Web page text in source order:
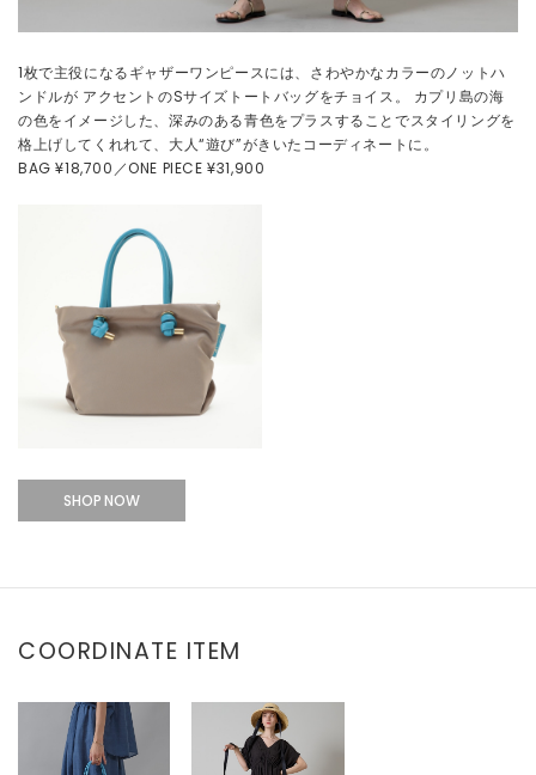
1枚で主役になるギャザーワンピースには、さわやかなカラーのノットハ
ンドルが アクセントのSサイズトートバッグをチョイス。 カプリ島の海
の色をイメージした、深みのある青色をプラスすることでスタイリングを
格上げしてくれれて、大人“遊び”がきいたコーディネートに。
BAG ¥18,700／ONE PIECE ¥31,900
SHOP NOW
COORDINATE ITEM